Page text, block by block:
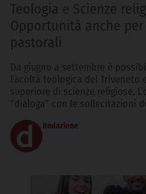
Teologia e Scienze
Opportunità anche
pastorali
Da giugno a settembre è
Facoltà teologica del Triveneto
superiore di scienze religiose.
“dialoga” con le sollecitazioni
Redazione